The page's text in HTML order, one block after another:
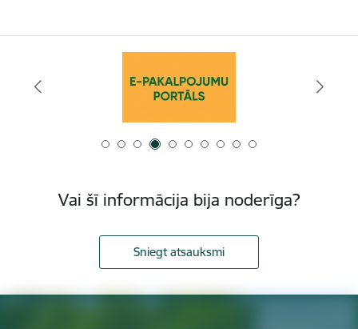
Vai šī informācija bija noderīga?
Sniegt atsauksmi